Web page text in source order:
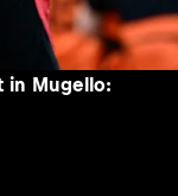
in Mugello: